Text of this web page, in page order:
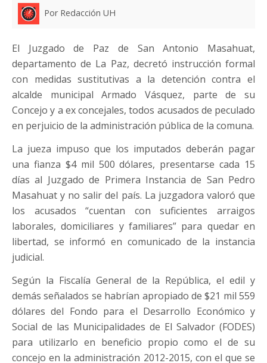
Por Redacción UH
El Juzgado de Paz de San Antonio Masahuat,
departamento de La Paz, decretó instrucción formal
con medidas sustitutivas a la detención contra el
alcalde municipal Armado Vásquez, parte de su
Concejo y a ex concejales, todos acusados de peculado
en perjuicio de la administración pública de la comuna.
La jueza impuso que los imputados deberán pagar
una fianza $4 mil 500 dólares, presentarse cada 15
días al Juzgado de Primera Instancia de San Pedro
Masahuat y no salir del país. La juzgadora valoró que
los acusados “cuentan con suficientes arraigos
laborales, domiciliares y familiares” para quedar en
libertad, se informó en comunicado de la instancia
judicial.
Según la Fiscalía General de la República, el edil y
demás señalados se habrían apropiado de $21 mil 559
dólares del Fondo para el Desarrollo Económico y
Social de las Municipalidades de El Salvador (FODES)
para utilizarlo en beneficio propio como el de su
concejo en la administración 2012-2015, con el que se